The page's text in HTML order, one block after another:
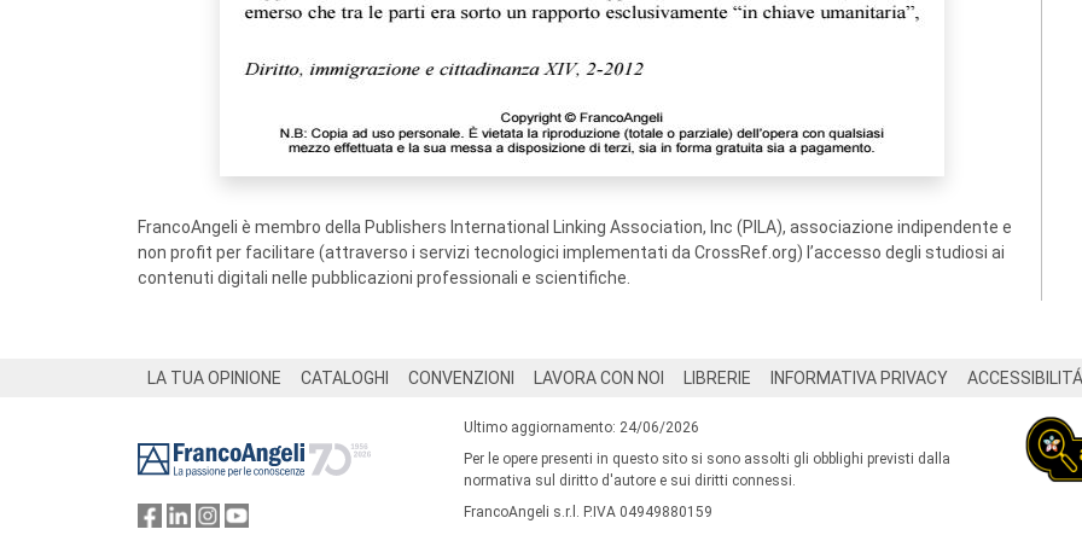
FrancoAngeli è membro della Publishers International Linking Association, Inc (PILA), associazione indipendente e
non profit per facilitare (attraverso i servizi tecnologici implementati da CrossRef.org) l’accesso degli studiosi ai
contenuti digitali nelle pubblicazioni professionali e scientifiche.
LA TUA OPINIONE CATALOGHI CONVENZIONI LAVORA CON NOI LIBRERIE INFORMATIVA PRIVACY ACCESSIBILITÁ
Ultimo aggiornamento: 24/06/2026
Per le opere presenti in questo sito si sono assolti gli obblighi previsti dalla
normativa sul diritto d'autore e sui diritti connessi.
FrancoAngeli s.r.l. P.IVA 04949880159